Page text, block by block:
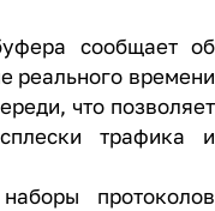
сообщает об
реального времени
что позволяет
трафика и
протоколов